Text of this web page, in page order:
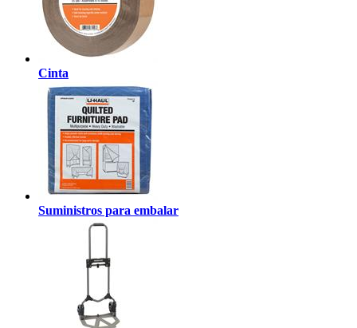
Cinta
Suministros para embalar